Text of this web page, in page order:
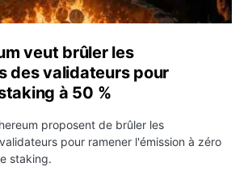
veut brûler les
des validateurs pour
à 50 %
proposent de brûler les
pour ramener l'émission à zéro
staking.